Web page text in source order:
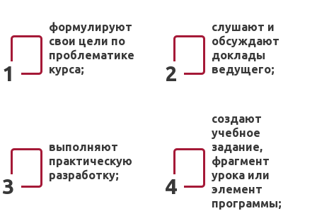
1
формулируют
свои цели по
проблематике
курса;
2
слушают и
обсуждают
доклады
ведущего;
3
выполняют
практическую
разработку;
4
создают
учебное
задание,
фрагмент
урока или
элемент
программы;